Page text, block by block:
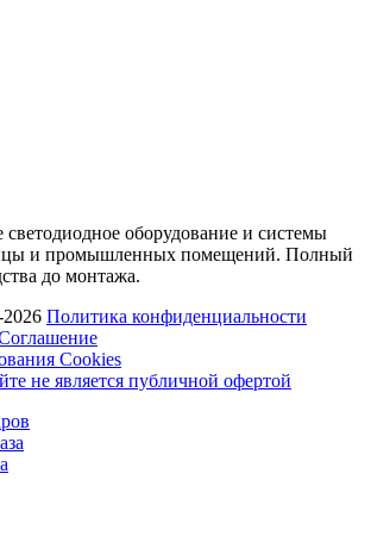
оборудование и системы
и промышленных помещений. Полный
до монтажа.
Политика конфиденциальности
Cookies
не является публичной офертой